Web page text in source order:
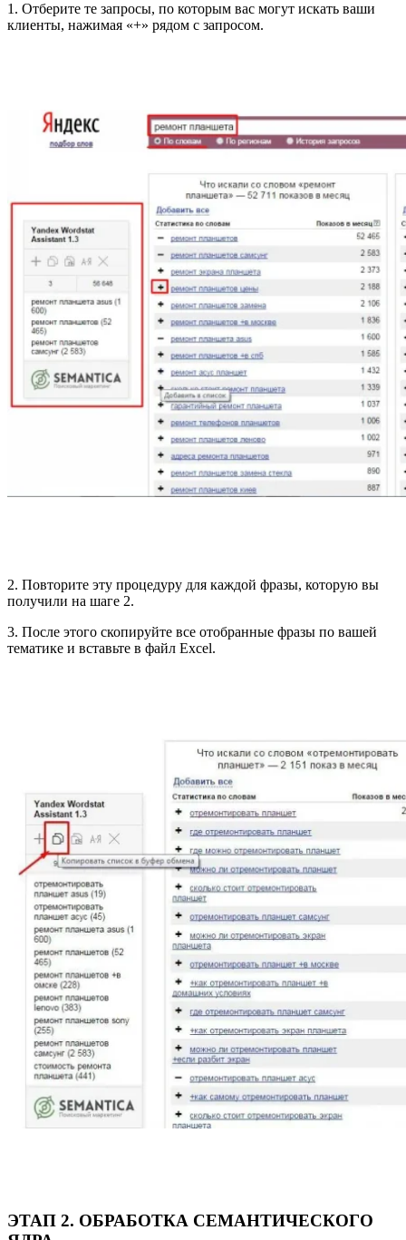
1. Отберите те запросы, по которым вас могут искать ваши
клиенты, нажимая «+» рядом с запросом.
2. Повторите эту процедуру для каждой фразы, которую вы
получили на шаге 2.
3. После этого скопируйте все отобранные фразы по вашей
тематике и вставьте в файл Excel.
ЭТАП 2. ОБРАБОТКА СЕМАНТИЧЕСКОГО